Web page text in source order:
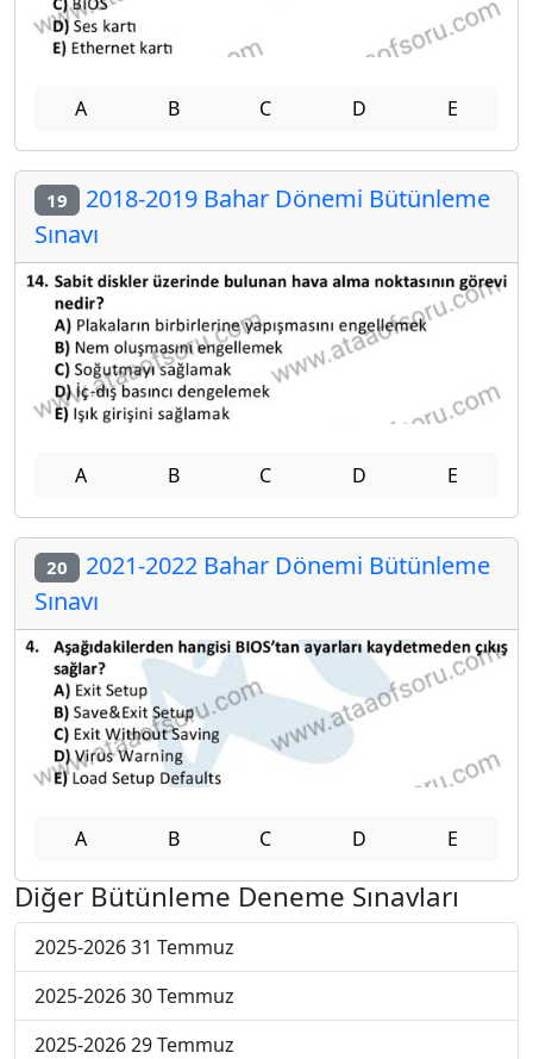
A B C D E
19 2018-2019 Bahar Dönemi Bütünleme
Sınavı
A B C D E
20 2021-2022 Bahar Dönemi Bütünleme
Sınavı
A B C D E
Diğer Bütünleme Deneme Sınavları
2025-2026 31 Temmuz
2025-2026 30 Temmuz
2025-2026 29 Temmuz